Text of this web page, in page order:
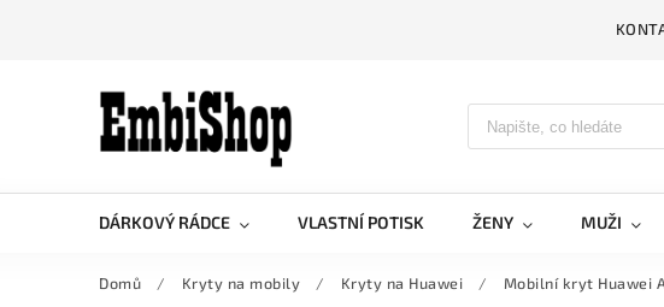
DÁRKOVÝ RÁDCE VLASTNÍ POTISK ŽENY MUŽI
Domů / Kryty na mobily / Kryty na Huawei / Mobilní kryt Huawei